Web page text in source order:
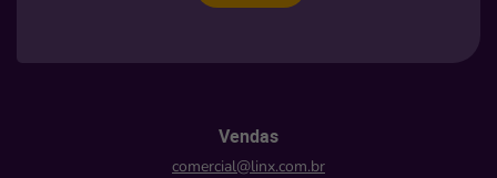
Vendas
comercial@linx.com.br